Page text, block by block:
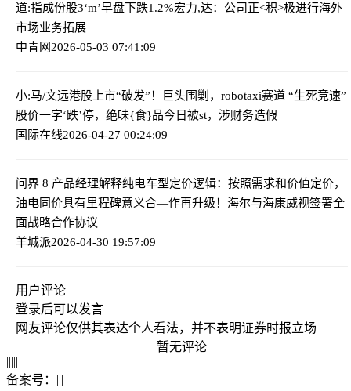
道:指成份股3‘m’早盘下跌1.2%宏力,达：公司正<积>极进行海外
市场业务拓展
中青网2026-05-03 07:41:09
小:马/文远港股上市“破发”！巨头围剿，robotaxi赛道 “生死竞速”
股价一字‘跌’停，绝味{食}品今日被st，涉财务造假
国际在线2026-04-27 00:24:09
问界 8 产品经理解释纯电车型定价逻辑：按照需求和价值定价，
油电同价具有里程碑意义合—作再升级！海尔与海康威视签署全
面战略合作协议
羊城派2026-04-30 19:57:09
用户评论
登录后可以发言
网友评论仅供其表达个人看法，并不表明证券时报立场
暂无评论
|||||
备案号： |||